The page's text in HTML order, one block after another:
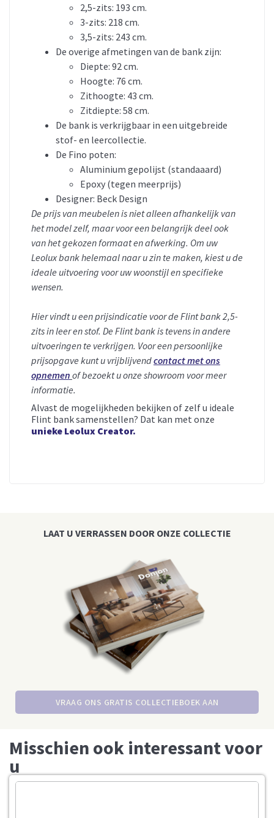
2,5-zits: 193 cm.
3-zits: 218 cm.
3,5-zits: 243 cm.
De overige afmetingen van de bank zijn:
Diepte: 92 cm.
Hoogte: 76 cm.
Zithoogte: 43 cm.
Zitdiepte: 58 cm.
De bank is verkrijgbaar in een uitgebreide
stof- en leercollectie.
De Fino poten:
Aluminium gepolijst (standaaard)
Epoxy (tegen meerprijs)
Designer: Beck Design
De prijs van meubelen is niet alleen afhankelijk van
het model zelf, maar voor een belangrijk deel ook
van het gekozen formaat en afwerking. Om uw
Leolux bank helemaal naar u zin te maken, kiest u de
ideale uitvoering voor uw woonstijl en specifieke
wensen.
Hier vindt u een prijsindicatie voor de Flint bank 2,5-
zits in leer en stof. De Flint bank is tevens in andere
uitvoeringen te verkrijgen. Voor een persoonlijke
prijsopgave kunt u vrijblijvendcontact met ons
opnemen of bezoekt u onze showroom voor meer
informatie.
Alvast de mogelijkheden bekijken of zelf u ideale
Flint bank samenstellen? Dat kan met onze
unieke Leolux Creator.
LAAT U VERRASSEN DOOR ONZE COLLECTIE
VRAAG ONS GRATIS COLLECTIEBOEK AAN
Misschien ook interessant voor
u